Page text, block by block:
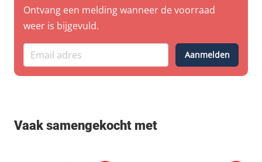
gedrukt op 230 grams Olmec fine art papier. Slechts
30 stuks gekopieerd, gesigneerd en genummerd
exemplaren. Gesigneerd en genummerd 70 x 50 cm
| Giclee print | 230 gram | Olmec Fine art papier We
subject was clear from the start, a tribute of one of
our all time favourite Dutch NS train models the DD-
Ontvang een melding wanneer de voorraad
weer is bijgevuld.
Aanmelden
Vaak samengekocht met